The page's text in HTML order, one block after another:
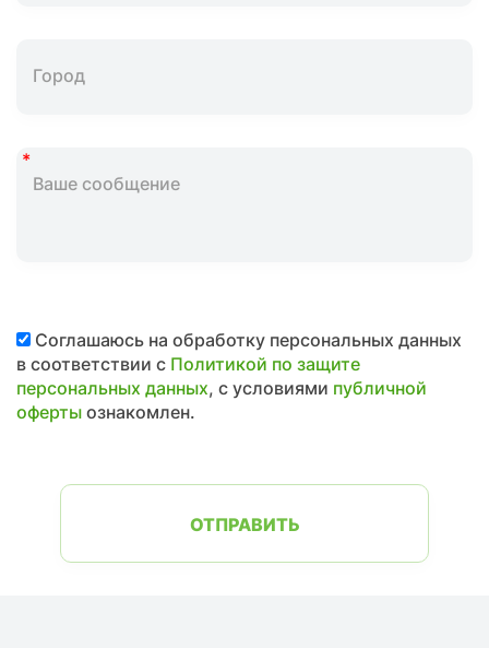
Соглашаюсь на обработку персональных данных
в соответствии с Политикой по защите
персональных данных, с условиями публичной
офертыознакомлен.
ОТПРАВИТЬ